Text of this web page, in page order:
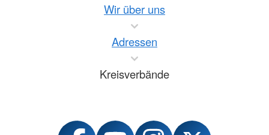
Wir über uns
Adressen
Kreisverbände